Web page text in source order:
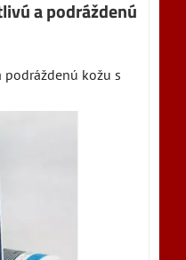
a podráždenú
podráždenú kožu s